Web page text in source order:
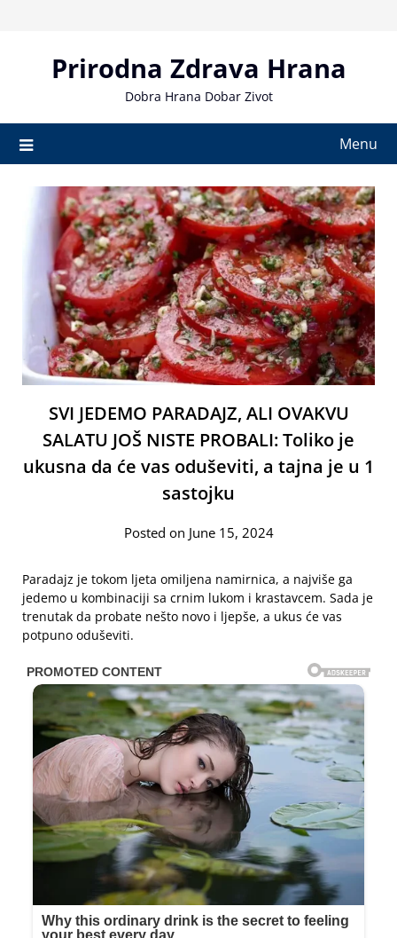
Prirodna Zdrava Hrana
Dobra Hrana Dobar Zivot
Menu
SVI JEDEMO PARADAJZ, ALI OVAKVU
SALATU JOŠ NISTE PROBALI: Toliko je
ukusna da će vas oduševiti, a tajna je u 1
sastojku
Posted on June 15, 2024
Paradajz je tokom ljeta omiljena namirnica, a najviše ga
jedemo u kombinaciji sa crnim lukom i krastavcem. Sada je
trenutak da probate nešto novo i ljepše, a ukus će vas
potpuno oduševiti.